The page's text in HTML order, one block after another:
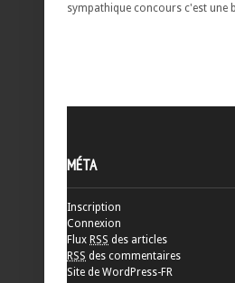
sympathique concours c'est une
MÉTA
Inscription
Connexion
Flux RSS des articles
RSS des commentaires
Site de WordPress-FR